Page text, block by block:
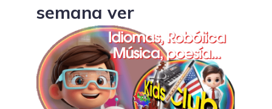
semana ver